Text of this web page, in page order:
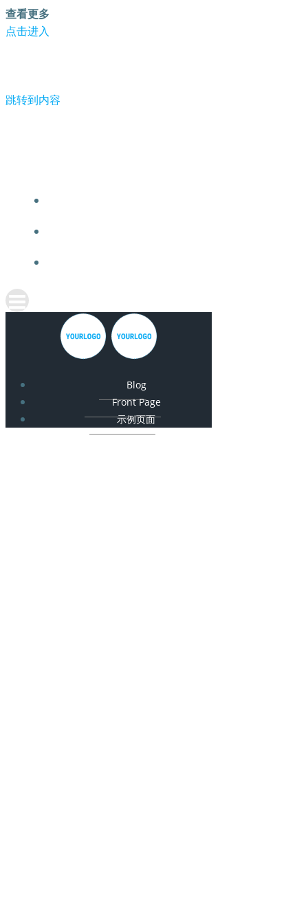
查看更多
点击进入
跳转到内容
Blog
Front Page
示例页面